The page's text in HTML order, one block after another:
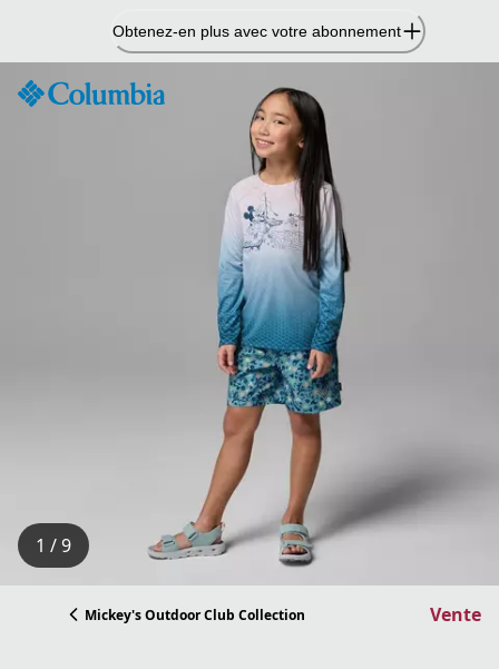
contenu
Obtenez-en plus avec votre abonnement
1 / 9
Mickey's Outdoor Club Collection Vente